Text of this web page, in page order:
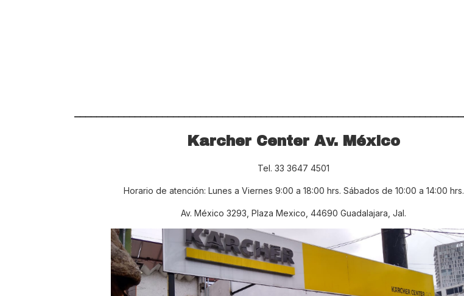
Karcher Center Av. México
Tel. 33 3647 4501
Horario de atención: Lunes a Viernes 9:00 a 18:00 hrs. Sábados de 10:00 a 14:00 hrs.
Av. México 3293, Plaza Mexico, 44690 Guadalajara, Jal.